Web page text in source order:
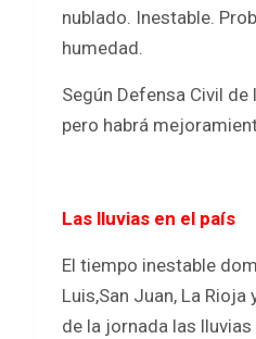
nublado. Inestable.
humedad.
Según Defensa Civil
pero habrá
Las lluvias en el país
El tiempo inestable
Luis,San Juan, La
de la jornada las